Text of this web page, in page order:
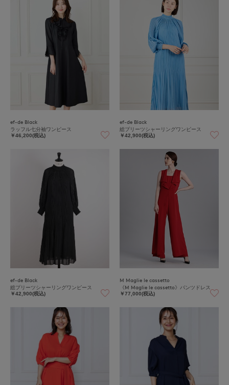
ef-de Black
ラッフル七分袖ワンピース
￥46,200(税込)
ef-de Black
総プリーツシャーリングワンピース
￥42,900(税込)
ef-de Black
総プリーツシャーリングワンピース
￥42,900(税込)
M Maglie le cassetto
《M Maglie le cassetto》パンツドレス
￥77,000(税込)